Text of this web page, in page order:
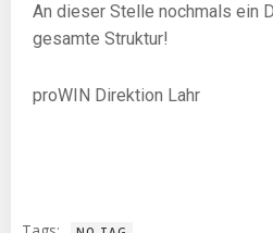
An dieser Stelle nochmals ein
gesamte Struktur!
proWIN Direktion Lahr